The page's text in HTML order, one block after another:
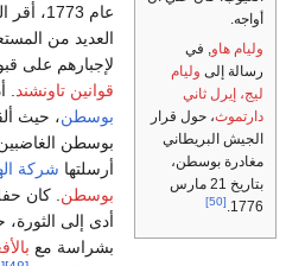
قانون الشاي
التي فرضتها
حفلة شاي
من مواطني
كاملة من الشاي
إلىميناء
حدثًا رئيسيًا